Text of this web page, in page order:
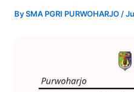
BySMA PGRI PURWOHARJO /